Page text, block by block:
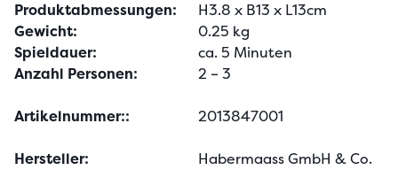
Produktabmessungen:
H3.8 x B13 x L13cm
Gewicht:
0.25 kg
Spieldauer:
ca. 5 Minuten
Anzahl Personen:
2 – 3
Artikelnummer:: 2013847001
Hersteller:
Habermaass GmbH & Co.